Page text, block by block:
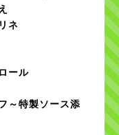
ネ
ール
～特製ソース添